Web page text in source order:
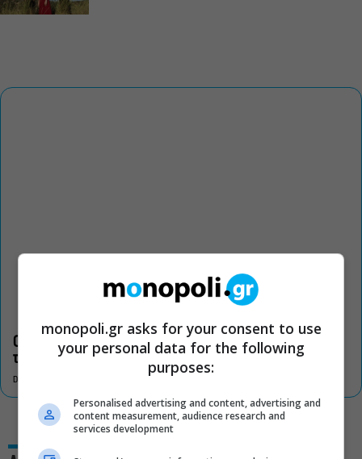
Οι «Τρωάδες» στην Επίδαυρο αλλάζουν την αντίληψη για
τον πολιτισμό
DON'T MISS
monopoli.gr asks for your consent to use
your personal data for the following
purposes:
Personalised advertising and content, advertising and
content measurement, audience research and
services development